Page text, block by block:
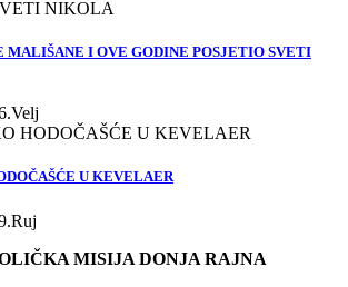
MALIŠANE I OVE GODINE POSJETIO SVETI
U KEVELAER
MISIJA DONJA RAJNA